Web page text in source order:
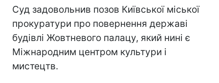
Суд задовольнив позов Київської міської
прокуратури про повернення державі
будівлі Жовтневого палацу, який нині є
Міжнародним центром культури і
мистецтв.